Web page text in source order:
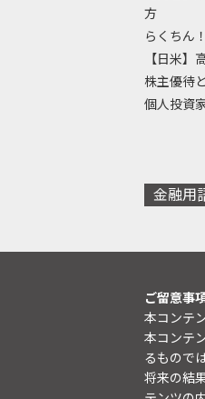
方
らくちん
【日米
株主優待
個人投資
金融用
ご留意事
本コンテ
本コンテ
るもので
将来の結